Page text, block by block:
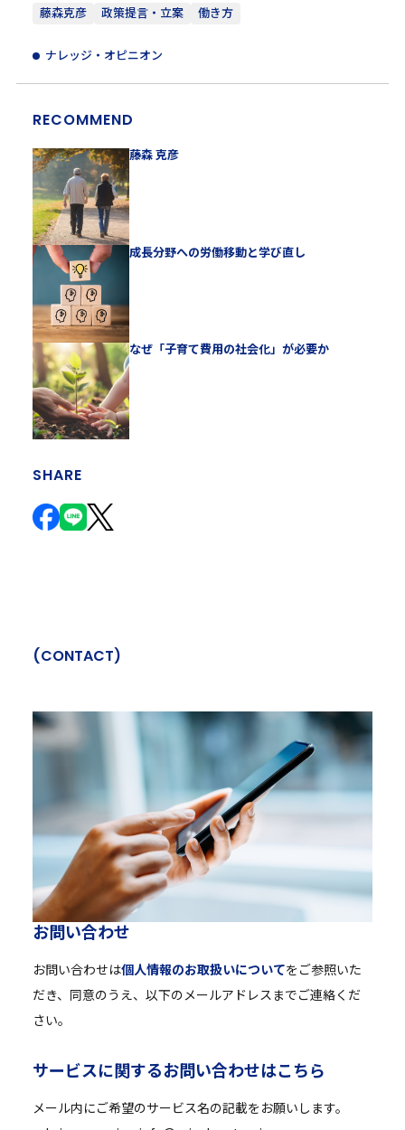
藤森克彦 政策提言・立案 働き方
ナレッジ・オピニオン
RECOMMEND
藤森 克彦
成長分野への労働移動と学び直し
なぜ「子育て費用の社会化」が必要か
SHARE
(CONTACT)
お問い合わせ
お問い合わせは個人情報のお取扱いについてをご参照いた
だき、同意のうえ、以下のメールアドレスまでご連絡くだ
さい。
サービスに関するお問い合わせはこちら
メール内にご希望のサービス名の記載をお願いします。